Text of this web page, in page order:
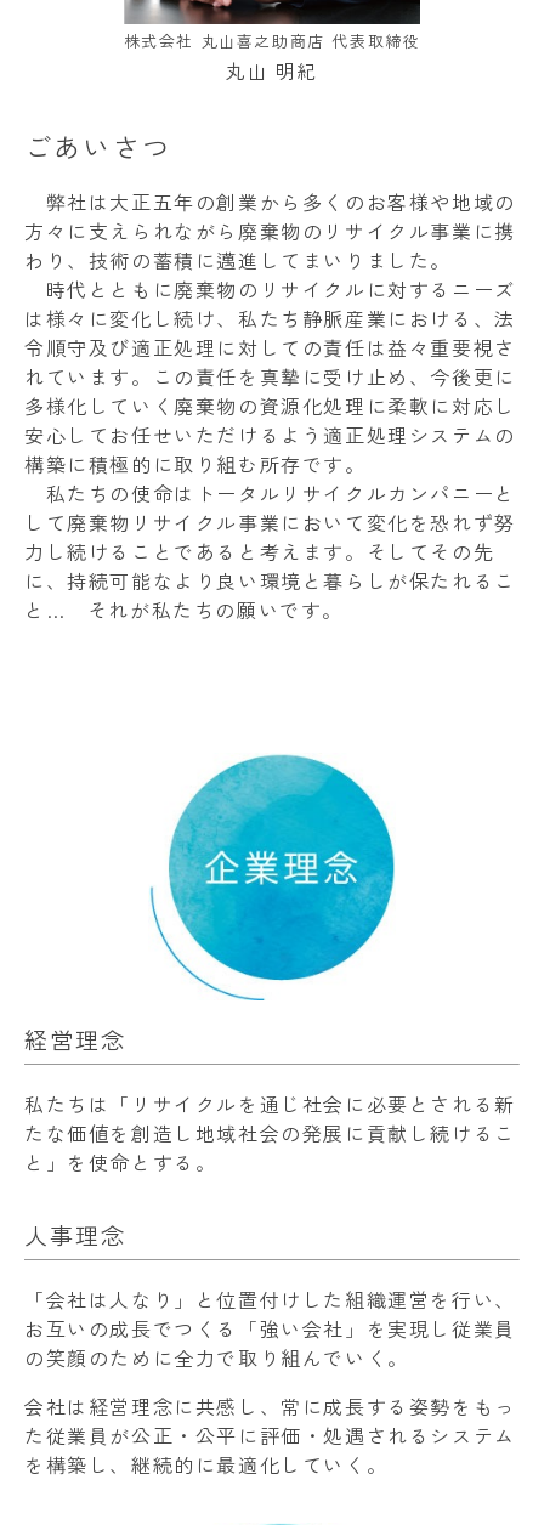
株式会社 丸山喜之助商店 代表取締役
丸山 明紀
ごあいさつ
弊社は大正五年の創業から多くのお客様や地域の
方々に支えられながら廃棄物のリサイクル事業に携
わり、技術の蓄積に邁進してまいりました。
時代とともに廃棄物のリサイクルに対するニーズ
は様々に変化し続け、私たち静脈産業における、法
令順守及び適正処理に対しての責任は益々重要視さ
れています。この責任を真摯に受け止め、今後更に
多様化していく廃棄物の資源化処理に柔軟に対応し
安心してお任せいただけるよう適正処理システムの
構築に積極的に取り組む所存です。
私たちの使命はトータルリサイクルカンパニーと
して廃棄物リサイクル事業において変化を恐れず努
力し続けることであると考えます。そしてその先
に、持続可能なより良い環境と暮らしが保たれるこ
と… それが私たちの願いです。
経営理念
私たちは「リサイクルを通じ社会に必要とされる新
たな価値を創造し地域社会の発展に貢献し続けるこ
と」を使命とする。
人事理念
「会社は人なり」と位置付けした組織運営を行い、
お互いの成長でつくる「強い会社」を実現し従業員
の笑顔のために全力で取り組んでいく。
会社は経営理念に共感し、常に成長する姿勢をもっ
た従業員が公正・公平に評価・処遇されるシステム
を構築し、継続的に最適化していく。